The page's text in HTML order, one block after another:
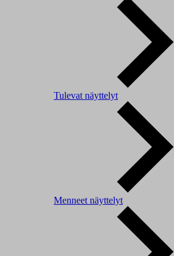
Tulevat näyttelyt
Menneet näyttelyt